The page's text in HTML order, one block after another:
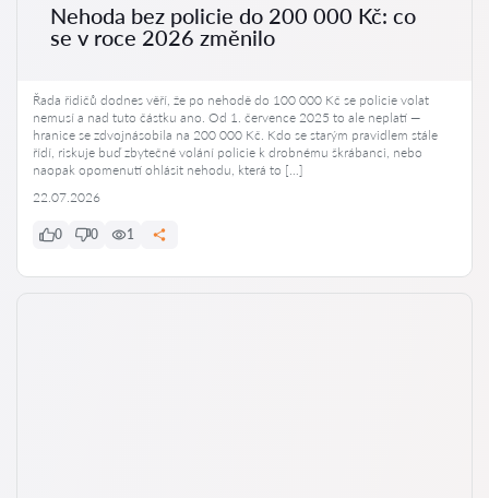
Nehoda bez policie do 200 000 Kč: co
se v roce 2026 změnilo
Řada řidičů dodnes věří, že po nehodě do 100 000 Kč se policie volat
nemusí a nad tuto částku ano. Od 1. července 2025 to ale neplatí —
hranice se zdvojnásobila na 200 000 Kč. Kdo se starým pravidlem stále
řídí, riskuje buď zbytečné volání policie k drobnému škrábanci, nebo
naopak opomenutí ohlásit nehodu, která to […]
22.07.2026
0 0 1